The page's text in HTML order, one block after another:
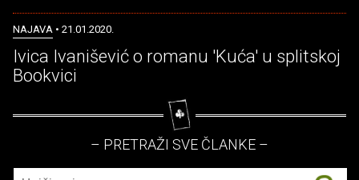
NAJAVA • 21.01.2020.
Ivica Ivanišević o romanu 'Kuća' u splitskoj
Bookvici
– PRETRAŽI SVE ČLANKE –